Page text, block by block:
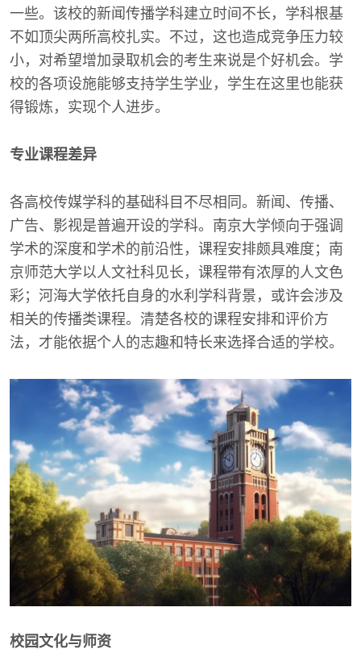
一些。该校的新闻传播学科建立时间不长，学科根基
不如顶尖两所高校扎实。不过，这也造成竞争压力较
小，对希望增加录取机会的考生来说是个好机会。学
校的各项设施能够支持学生学业，学生在这里也能获
得锻炼，实现个人进步。
专业课程差异
各高校传媒学科的基础科目不尽相同。新闻、传播、
广告、影视是普遍开设的学科。南京大学倾向于强调
学术的深度和学术的前沿性，课程安排颇具难度；南
京师范大学以人文社科见长，课程带有浓厚的人文色
彩；河海大学依托自身的水利学科背景，或许会涉及
相关的传播类课程。清楚各校的课程安排和评价方
法，才能依据个人的志趣和特长来选择合适的学校。
校园文化与师资